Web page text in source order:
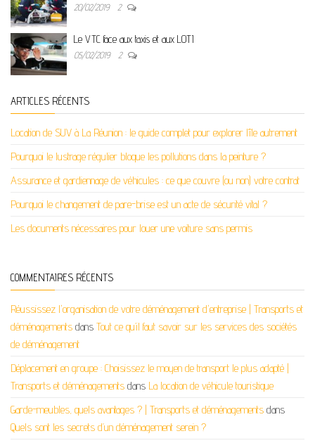
20/02/2019 2
Le VTC face aux taxis et aux LOTI
05/02/2019 2
ARTICLES RÉCENTS
Location de SUV à La Réunion : le guide complet pour explorer l’île autrement
Pourquoi le lustrage régulier bloque les pollutions dans la peinture ?
Assurance et gardiennage de véhicules : ce que couvre (ou non) votre contrat
Pourquoi le changement de pare-brise est un acte de sécurité vital ?
Les documents nécessaires pour louer une voiture sans permis
COMMENTAIRES RÉCENTS
Réussissez l'organisation de votre déménagement d'entreprise | Transports et
déménagements dans Tout ce qu’il faut savoir sur les services des sociétés
de déménagement
Déplacement en groupe : Choisissez le moyen de transport le plus adapté |
Transports et déménagements dans La location de véhicule touristique
Garde-meubles, quels avantages ? | Transports et déménagements dans
Quels sont les secrets d’un déménagement serein ?